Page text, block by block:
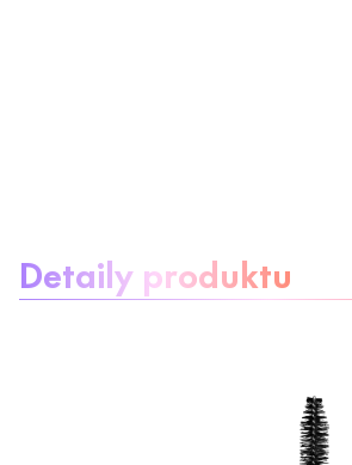
Detaily produktu